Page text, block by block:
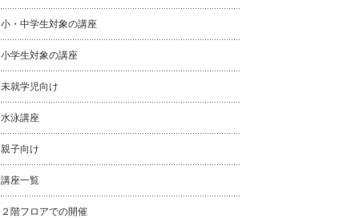
小・中学生対象の講座
小学生対象の講座
未就学児向け
水泳講座
親子向け
講座一覧
２階フロアでの開催